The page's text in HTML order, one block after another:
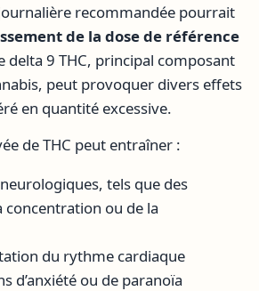
recommandée pourrait
de la dose de référence
delta 9 THC, principal composant
peut provoquer divers effets
en quantité excessive.
de THC peut entraîner :
tels que des
concentration ou de la
du rythme cardiaque
d’anxiété ou de paranoïa